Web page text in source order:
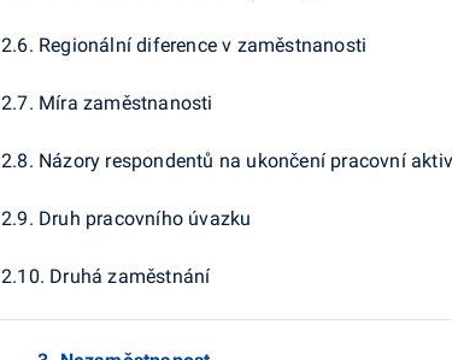
2.6. Regionální diference v zaměstnanosti
2.7. Míra zaměstnanosti
2.8. Názory respondentů na ukončení pracovní
2.9. Druh pracovního úvazku
2.10. Druhá zaměstnání